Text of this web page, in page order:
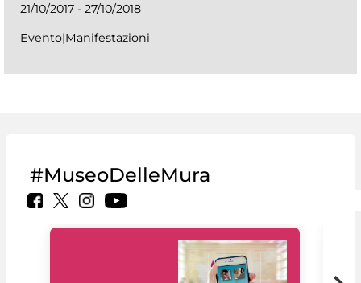
21/10/2017 - 27/10/2018
Evento|Manifestazioni
#MuseoDelleMura